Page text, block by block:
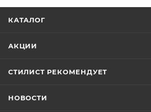
КАТАЛОГ
АКЦИИ
СТИЛИСТ РЕКОМЕНДУЕТ
НОВОСТИ